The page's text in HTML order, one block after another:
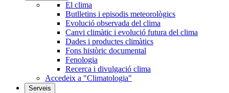
El clima
Butlletins i episodis meteorològics
Evolució observada del clima
Canvi climàtic i evolució futura del clima
Dades i productes climàtics
Fons històric documental
Fenologia
Recerca i divulgació clima
Accedeix a "Climatologia"
Serveis